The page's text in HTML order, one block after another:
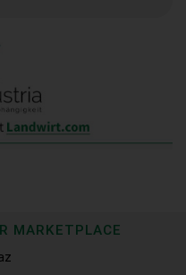
MARKETPLACE